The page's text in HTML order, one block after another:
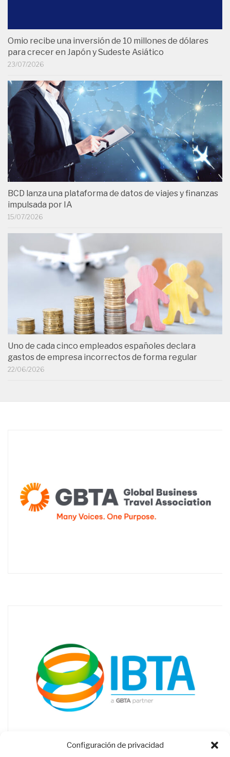
Configuración de privacidad
Omio recibe una inversión de 10 millones de dólares
para crecer en Japón y Sudeste Asiático
23/07/2026
BCD lanza una plataforma de datos de viajes y finanzas
impulsada por IA
15/07/2026
Uno de cada cinco empleados españoles declara
gastos de empresa incorrectos de forma regular
22/06/2026